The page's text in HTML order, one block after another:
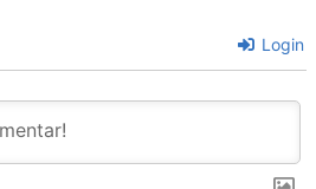
Login